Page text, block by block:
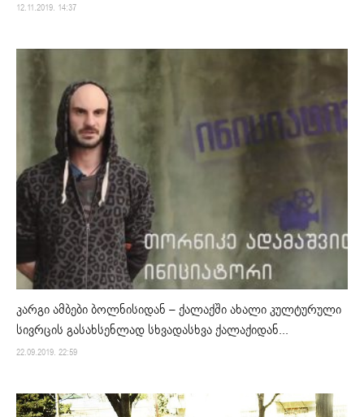
12.11.2019. 14:37
კარგი ამბები ბოლნისიდან – ქალაქში ახალი კულტურული
სივრცის გასახსენლად სხვადასხვა ქალაქიდან...
22.09.2019. 22:59